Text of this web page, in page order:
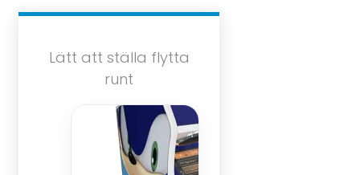
Lätt att ställa flytta
runt